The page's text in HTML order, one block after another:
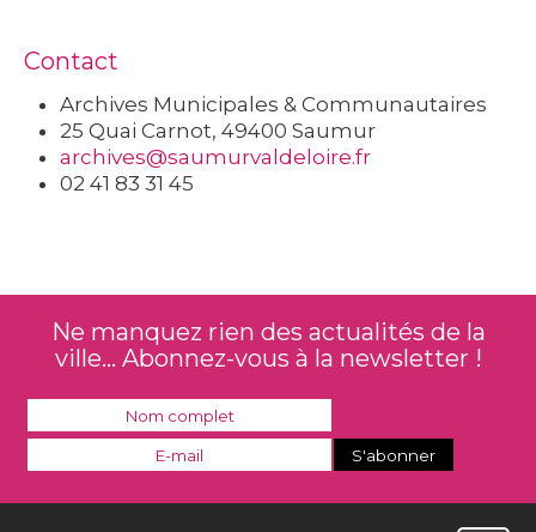
Contact
Archives Municipales & Communautaires
25 Quai Carnot, 49400 Saumur
archives@saumurvaldeloire.fr
02 41 83 31 45
Ne manquez rien des actualités de la
ville... Abonnez-vous à la newsletter !